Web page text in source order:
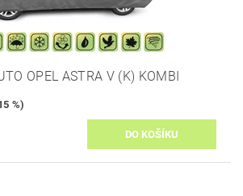
OPEL ASTRA V (K) KOMBI
%)